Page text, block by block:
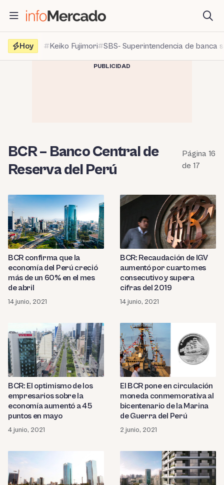
contenido
Hoy
Keiko Fujimori SBS- Superintendencia de banca
PUBLICIDAD
BCR – Banco Central de
Reserva del Perú
Página 16
de 17
BCR confirma que la
economía del Perú creció
más de un 60% en el mes
de abril
14 junio, 2021
BCR: Recaudación de IGV
aumentó por cuarto mes
consecutivo y supera
cifras del 2019
14 junio, 2021
BCR: El optimismo de los
empresarios sobre la
economía aumentó a 45
puntos en mayo
4 junio, 2021
El BCR pone en circulación
moneda conmemorativa al
bicentenario de la Marina
de Guerra del Perú
2 junio, 2021